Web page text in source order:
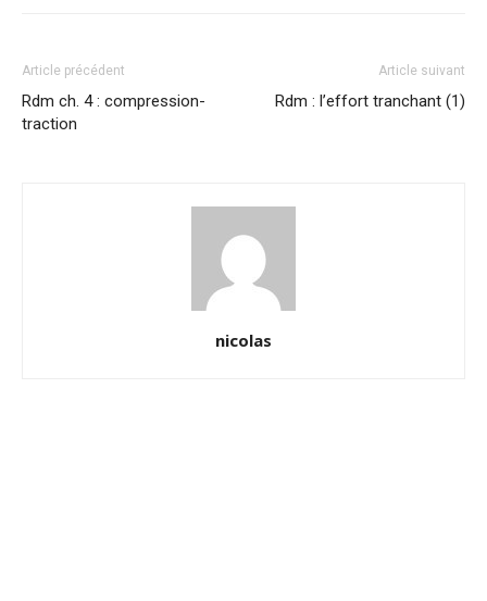
Article précédent
Rdm ch. 4 : compression-
traction
Article suivant
Rdm : l’effort tranchant (1)
nicolas